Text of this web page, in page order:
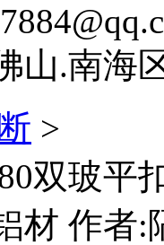
山.南海
>
双玻平
材 作者: